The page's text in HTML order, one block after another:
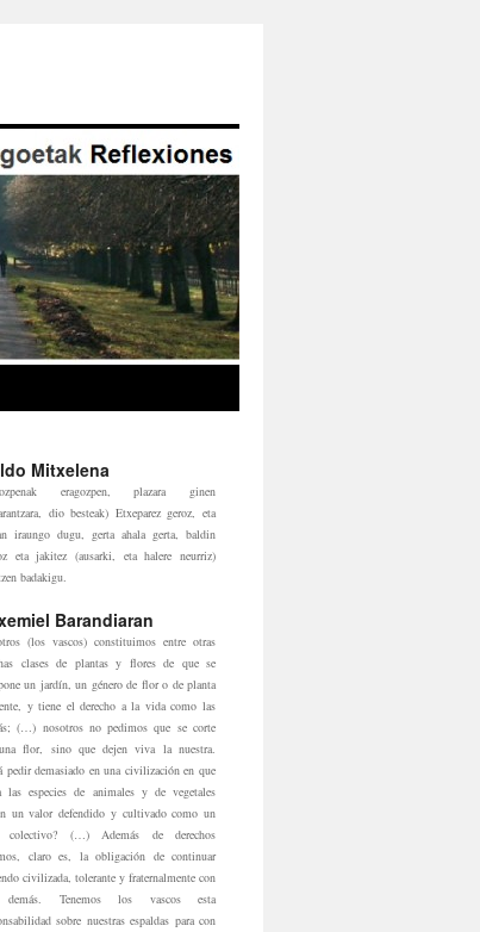
Mitxelena
eragozpen, plazara ginen
dio besteak) Etxeparez geroz, eta
iraungo dugu, gerta ahala gerta, baldin
eta jakitez (ausarki, eta halere neurriz)
badakigu.
Barandiaran
(los vascos) constituimos entre otras
clases de plantas y flores de que se
un jardín, un género de flor o de planta
y tiene el derecho a la vida como las
(…) nosotros no pedimos que se corte
flor, sino que dejen viva la nuestra.
pedir demasiado en una civilización en que
las especies de animales y de vegetales
un valor defendido y cultivado como un
colectivo? (…) Además de derechos
claro es, la obligación de continuar
civilizada, tolerante y fraternalmente con
Tenemos los vascos esta
sobre nuestras espaldas para con